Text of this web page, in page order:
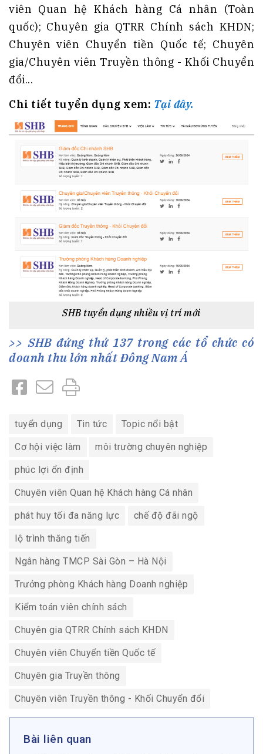
viên Quan hệ Khách hàng Cá nhân (Toàn
quốc); Chuyên gia QTRR Chính sách KHDN;
Chuyên viên Chuyển tiền Quốc tế; Chuyên
gia/Chuyên viên Truyền thông - Khối Chuyển
đổi...
Chi tiết tuyển dụng xem: Tại đây.
SHB tuyển dụng nhiều vị trí mới
SHB đứng thứ 137 trong các tổ chức có
doanh thu lớn nhất Đông Nam Á
tuyển dụng Tin tức Topic nổi bật
Cơ hội việc làm môi trường chuyên nghiệp
phúc lợi ổn định
Chuyên viên Quan hệ Khách hàng Cá nhân
phát huy tối đa năng lực chế độ đãi ngộ
lộ trình thăng tiến
Ngân hàng TMCP Sài Gòn – Hà Nội
Trưởng phòng Khách hàng Doanh nghiệp
Kiểm toán viên chính sách
Chuyên gia QTRR Chính sách KHDN
Chuyên viên Chuyển tiền Quốc tế
Chuyên gia Truyền thông
Chuyên viên Truyền thông - Khối Chuyển đổi
Bài liên quan